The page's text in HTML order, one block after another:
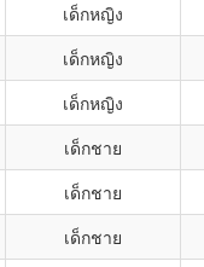
เด็กหญิง
เด็กหญิง
เด็กหญิง
เด็กชาย
เด็กชาย
เด็กชาย